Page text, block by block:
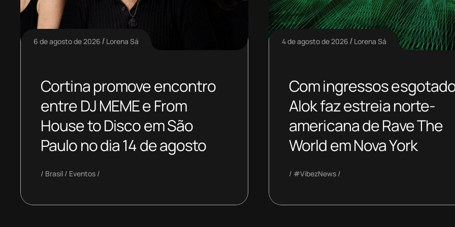
6 de agosto de 2026 Lorena Sá
Cortina promove encontro
entre DJ MEME e From
House to Disco em São
Paulo no dia 14 de agosto
Brasil Eventos
4 de agosto de 2026 Lorena Sá
Com ingressos
Alok faz estreia norte-
americana de Rave The
World em Nova York
#VibezNews